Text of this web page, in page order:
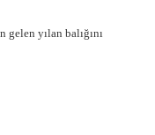
yılan balığını